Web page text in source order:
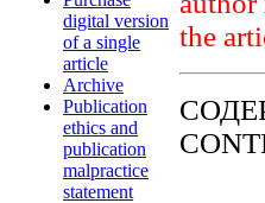
digital version
of a single
article
Archive
Publication
ethics and
publication
malpractice
statement
the